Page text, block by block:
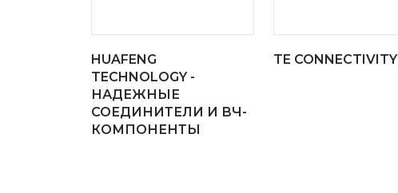
HUAFENG
TECHNOLOGY -
НАДЕЖНЫЕ
СОЕДИНИТЕЛИ И ВЧ-
КОМПОНЕНТЫ
TE CONNECTIVITY